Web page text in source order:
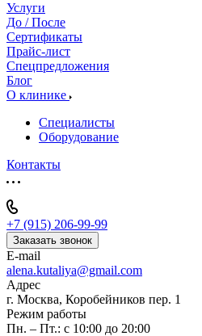
Услуги
До / После
Сертификаты
Прайс-лист
Спецпредложения
Блог
О клинике
Специалисты
Оборудование
Контакты
+7 (915) 206-99-99
Заказать звонок
E-mail
alena.kutaliya@gmail.com
Адрес
г. Москва, Коробейников пер. 1
Режим работы
Пн. – Пт.: с 10:00 до 20:00